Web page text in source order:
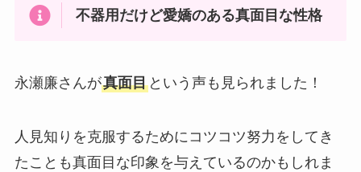
不器用だけど愛嬌のある真面目な性格
永瀬廉さんが真面目という声も見られました！
人見知りを克服するためにコツコツ努力をしてき
たことも真面目な印象を与えているのかもしれま